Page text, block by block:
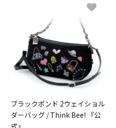
ブラックポンド 2ウェイショル
ダーバッグ / Think Bee! 『公
式』